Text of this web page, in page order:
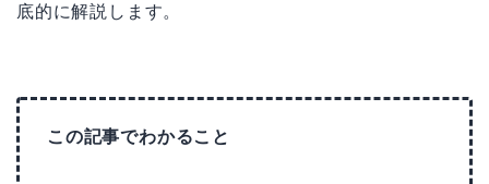
底的に解説します。
この記事でわかること